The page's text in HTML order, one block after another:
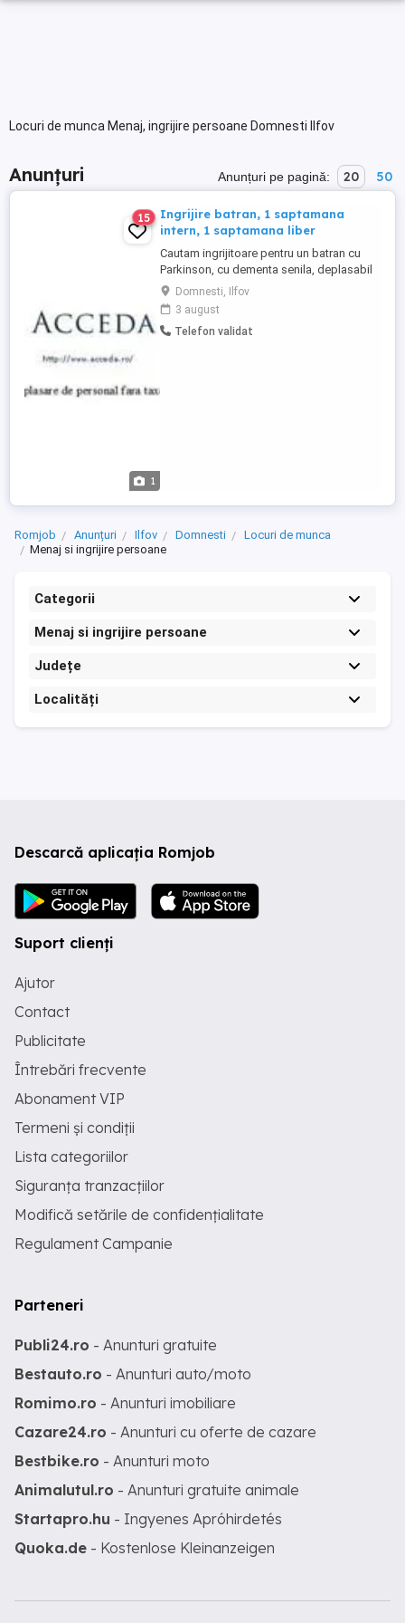
Locuri de munca Menaj, ingrijire persoane Domnesti Ilfov
Anunțuri Anunțuri pe pagină: 20 50
1
15
Ingrijire batran, 1 saptamana
intern, 1 saptamana liber
Cautam ingrijitoare pentru un batran cu
Parkinson, cu dementa senila, deplasabil
cu cadrul sau cu carutul, 75 kg, zona
Domnesti, program 1 saptamana intern, 1
saptamana liber, salariu 1500 lei pe
saptamana. Cerinte: persoana cu
Domnesti, Ilfov
3 august
Telefon validat
Romjob Anunțuri Ilfov Domnesti
Locuri de munca
Menaj si ingrijire persoane
Categorii
Menaj si ingrijire persoane
Județe
Localități
Descarcă aplicația Romjob
Suport clienți
Ajutor
Contact
Publicitate
Întrebări frecvente
Abonament VIP
Termeni și condiții
Lista categoriilor
Siguranța tranzacțiilor
Modifică setările de confidențialitate
Regulament Campanie
Parteneri
Publi24.ro - Anunturi gratuite
Bestauto.ro - Anunturi auto/moto
Romimo.ro - Anunturi imobiliare
Cazare24.ro - Anunturi cu oferte de cazare
Bestbike.ro - Anunturi moto
Animalutul.ro - Anunturi gratuite animale
Startapro.hu - Ingyenes Apróhirdetés
Quoka.de - Kostenlose Kleinanzeigen